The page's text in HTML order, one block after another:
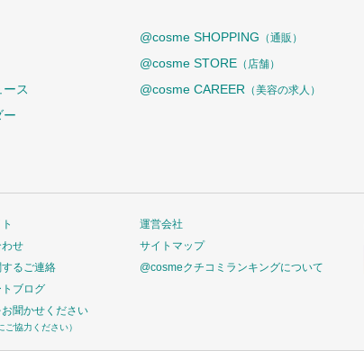
ース
ー
@cosme SHOPPING （通販）
@cosme STORE （店舗）
@cosme CAREER （美容の求人）
せ
るご連絡
ブログ
聞かせください
ご協力ください）
運営会社
サイトマップ
@cosmeクチコミランキングについて